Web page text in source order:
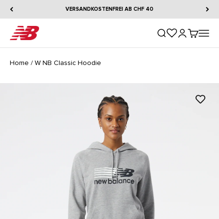
VERSANDKOSTENFREI AB CHF 40
New Balance Suche öffnen
Home / W NB Classic Hoodie